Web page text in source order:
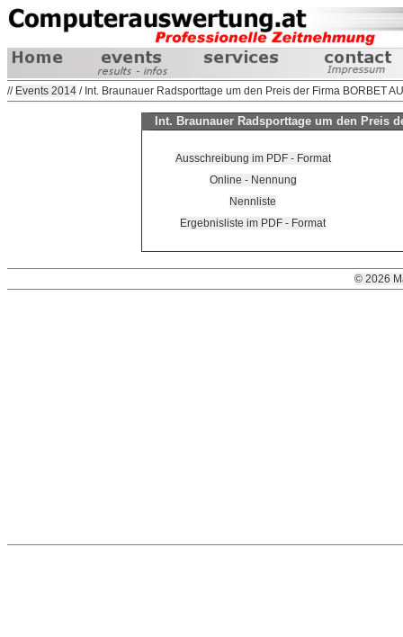
// Events 2014 / Int. Braunauer Radsporttage um den Preis der Firma BORBET
Int. Braunauer Radsporttage um den Preis
Ausschreibung im PDF - Format
Online - Nennung
Nennliste
Ergebnisliste im PDF - Format
© 2026